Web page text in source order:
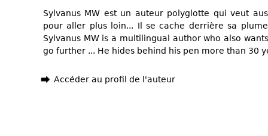
Sylvanus MW est un auteur polyglotte qui veut
pour aller plus loin... Il se cache derrière sa
Sylvanus MW is a multilingual author who also
go further ... He hides behind his pen more than 30
Accéder au profil de l'auteur